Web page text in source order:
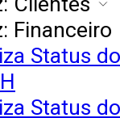
Financeiro
Status
Status